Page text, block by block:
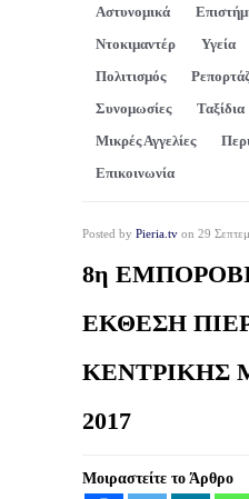
Αστυνομικά
Ντοκιμαντέρ
Υγεία
Πολιτισμός
Ρεπορτάζ
Συνομωσίες
Ταξίδια
Μικρές Αγγελίες
Επικοινωνία
Posted by Pieria.tv on 29
8η
ΕΚΘΕΣΗ
ΚΕΝΤΡΙΚΗΣ
2017
Μοιραστείτε το Άρθρο